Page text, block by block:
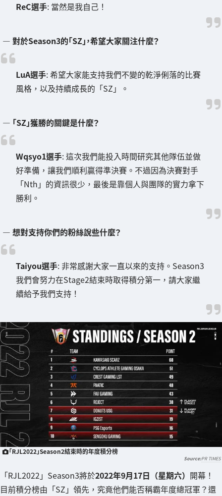
ReC選手: 當然是我自己！
― 對於Season3的「SZ」，希望大家關注什麼？
LuA選手: 希望大家能支持我們不變的乾淨俐落的比賽
風格，以及持續成長的「SZ」。
― 「SZ」獲勝的關鍵是什麼？
Wqsyo1選手: 這次我們能投入時間研究其他隊伍並做
好準備，讓我們順利贏得準決賽。不過因為決賽對手
「Nth」的資訊很少，最後是靠個人與團隊的實力拿下
勝利。
― 想對支持你們的粉絲說些什麼？
Taiyou選手: 非常感謝大家一直以來的支持。Season3
我們會努力在Stage2結束時取得積分第一，請大家繼
續給予我們支持！
「RJL2022」Season2結束時的年度積分榜
PR TIMES
「RJL2022」Season3將於2022年9月17日（星期六） 開幕！
目前積分榜由「SZ」領先，究竟他們能否稱霸年度總冠軍？還